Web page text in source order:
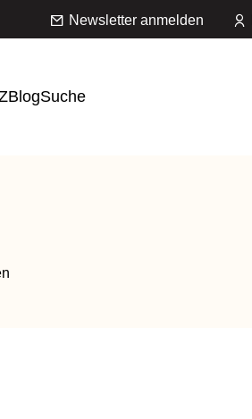
Newsletter anmelden
BlogSuche